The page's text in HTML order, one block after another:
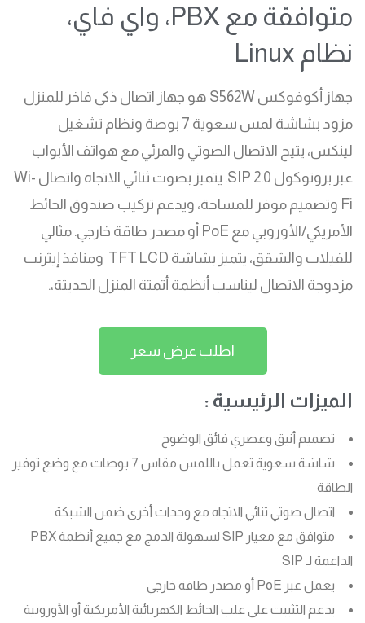
متوافقة مع PBX، واي فاي،
نظام Linux
جهاز أكوفوكس S562W هو جهاز اتصال ذكي فاخر للمنزل
مزود بشاشة لمس سعوية 7 بوصة ونظام تشغيل
لينكس، يتيح الاتصال الصوتي والمرئي مع هواتف الأبواب
عبر بروتوكول SIP 2.0. يتميز بصوت ثنائي الاتجاه واتصال Wi-
Fi وتصميم موفر للمساحة، ويدعم تركيب صندوق الحائط
الأمريكي/الأوروبي مع PoE أو مصدر طاقة خارجي. مثالي
للفيلات والشقق، يتميز بشاشة TFT LCD ومنافذ إيثرنت
مزدوجة الاتصال ليناسب أنظمة أتمتة المنزل الحديثة،.
اطلب عرض سعر
الميزات الرئيسية :
تصميم أنيق وعصري فائق الوضوح
شاشة سعوية تعمل باللمس مقاس 7 بوصات مع وضع توفير
الطاقة
اتصال صوتي ثنائي الاتجاه مع وحدات أخرى ضمن الشبكة
متوافق مع معيار SIP لسهولة الدمج مع جميع أنظمة PBX
الداعمة لـ SIP
يعمل عبر PoE أو مصدر طاقة خارجي
يدعم التثبيت على علب الحائط الكهربائية الأمريكية أو الأوروبية